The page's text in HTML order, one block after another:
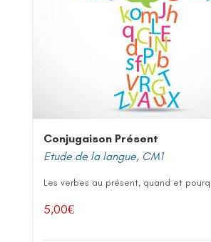
Conjugaison Présent
Etude de la langue, CM1
Les verbes au présent, quand et
5,00€